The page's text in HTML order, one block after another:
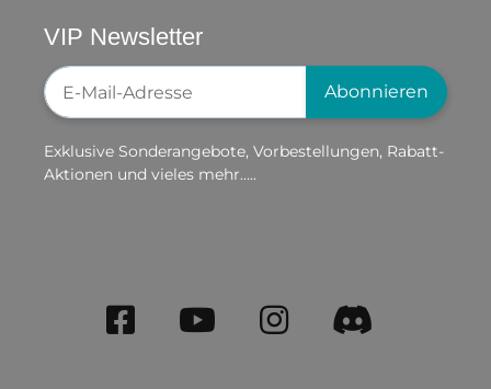
VIP Newsletter
Newsletter-Registrierung
Abonnieren
Exklusive Sonderangebote, Vorbestellungen, Rabatt-
Aktionen und vieles mehr.....